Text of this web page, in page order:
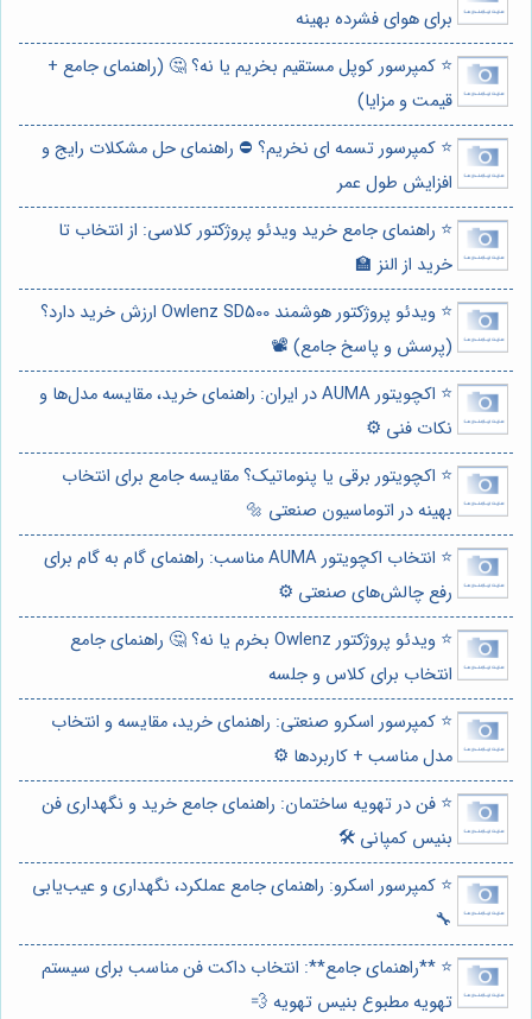
برای هوای فشرده بهینه
⭐️ کمپرسور کوپل مستقیم بخریم یا نه؟ 🤔 (راهنمای جامع +
قیمت و مزایا)
⭐️ کمپرسور تسمه ای نخریم؟ ⛔️ راهنمای حل مشکلات رایج و
افزایش طول عمر
⭐️ راهنمای جامع خرید ویدئو پروژکتور کلاسی: از انتخاب تا
خرید از النز 🏫
⭐️ ویدئو پروژکتور هوشمند Owlenz SD500 ارزش خرید دارد؟
(پرسش و پاسخ جامع) 📽️
⭐️ اکچویتور AUMA در ایران: راهنمای خرید، مقایسه مدل‌ها و
نکات فنی ⚙️
⭐️ اکچویتور برقی یا پنوماتیک؟ مقایسه جامع برای انتخاب
بهینه در اتوماسیون صنعتی 🔩
⭐️ انتخاب اکچویتور AUMA مناسب: راهنمای گام به گام برای
رفع چالش‌های صنعتی ⚙️
⭐️ ویدئو پروژکتور Owlenz بخرم یا نه؟ 🤔 راهنمای جامع
انتخاب برای کلاس و جلسه
⭐️ کمپرسور اسکرو صنعتی: راهنمای خرید، مقایسه و انتخاب
مدل مناسب + کاربردها ⚙️
⭐️ فن در تهویه ساختمان: راهنمای جامع خرید و نگهداری فن
بنیس کمپانی 🛠️
⭐️ کمپرسور اسکرو: راهنمای جامع عملکرد، نگهداری و عیب‌یابی
🔧
⭐️ **راهنمای جامع**: انتخاب داکت فن مناسب برای سیستم
تهویه مطبوع بنیس تهویه 💨